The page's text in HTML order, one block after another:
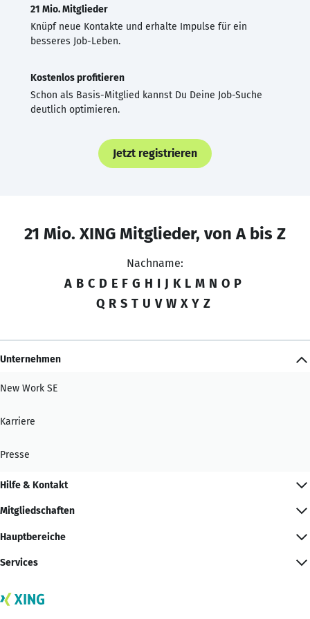
21 Mio. Mitglieder
Knüpf neue Kontakte und erhalte Impulse für ein
besseres Job-Leben.
Kostenlos profitieren
Schon als Basis-Mitglied kannst Du Deine Job-Suche
deutlich optimieren.
Jetzt registrieren
21 Mio. XING Mitglieder, von A bis Z
Nachname:
A B C D E F G H I J K L M N O P
Q R S T U V W X Y Z
Unternehmen
New Work SE
Karriere
Presse
Hilfe & Kontakt
Mitgliedschaften
Hauptbereiche
Services